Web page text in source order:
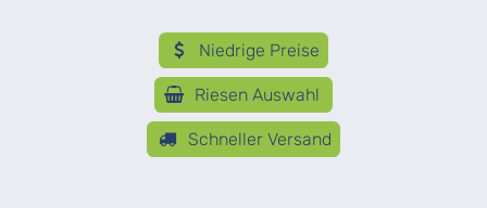
Niedrige Preise
Riesen Auswahl
Schneller Versand